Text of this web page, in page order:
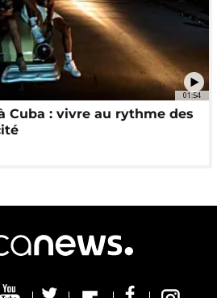
01:54
Cuba : vivre au rythme des